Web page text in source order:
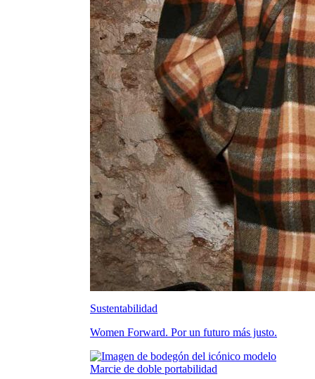
Sustentabilidad
Women Forward. Por un futuro más justo.